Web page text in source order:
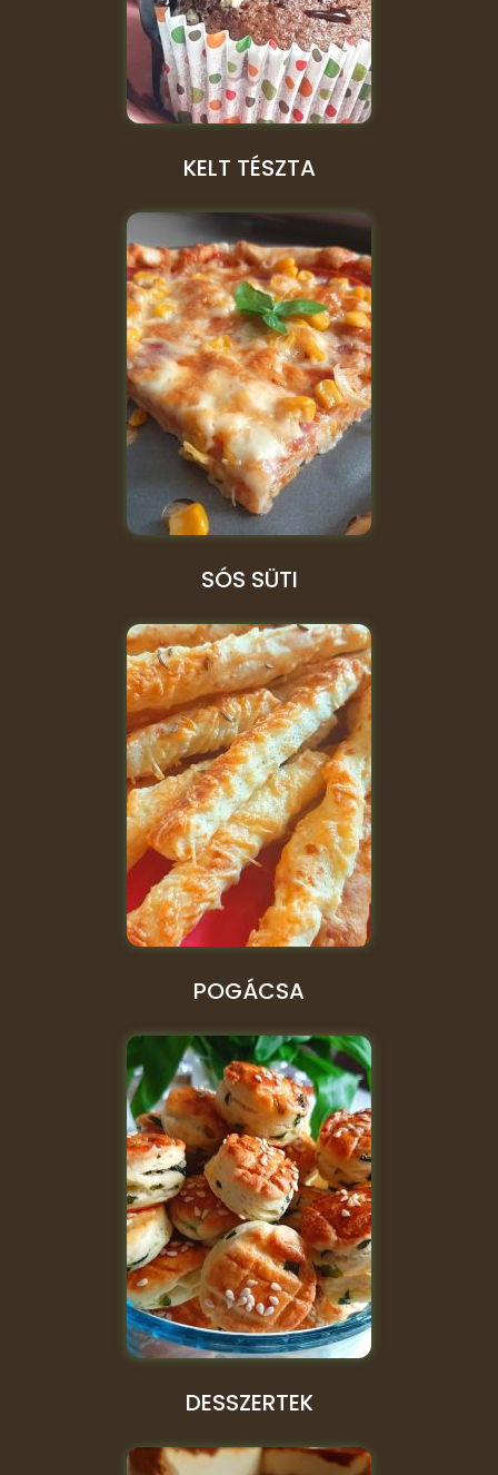
KELT TÉSZTA
SÓS SÜTI
POGÁCSA
DESSZERTEK